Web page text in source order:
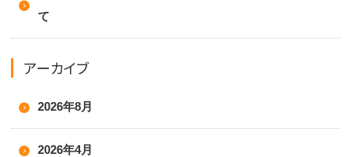
て
アーカイブ
2026年8月
2026年4月